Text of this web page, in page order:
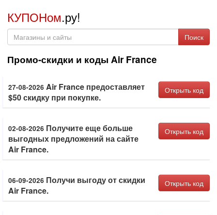
КУПОНом.ру!
Поиск
Промо-скидки и коды Air France
27-08-2026 Air France предоставляет
$50 скидку при покупке.
Открыть код
02-08-2026 Получите еще больше
выгодных предложений на сайте
Air France.
Открыть код
06-09-2026 Получи выгоду от скидки
Air France.
Открыть код